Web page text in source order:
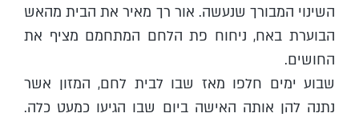
השינוי המבורך שנעשה. אור רך מאיר את הבית מהאש
הבוערת באח, ניחוח פת הלחם המתחמם מציף את
החושים.
שבוע ימים חלפו מאז שבו לבית לחם, המזון אשר
נתנה להן אותה האישה ביום שבו הגיעו כמעט כלה.